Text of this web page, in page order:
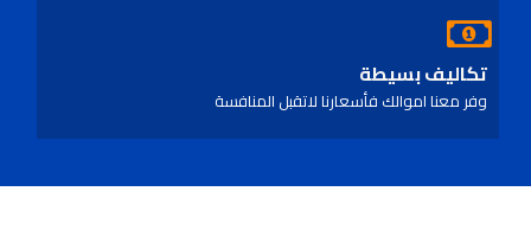
تكاليف بسيطة
وفر معنا اموالك فأسعارنا لاتقبل المنافسة